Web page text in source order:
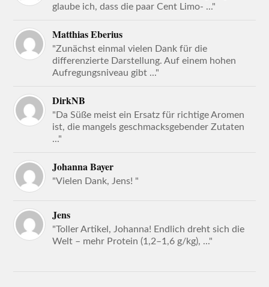
glaube ich, dass die paar Cent Limo- ..."
Matthias Eberius
"Zunächst einmal vielen Dank für die
differenzierte Darstellung. Auf einem hohen
Aufregungsniveau gibt ..."
DirkNB
"Da Süße meist ein Ersatz für richtige Aromen
ist, die mangels geschmacksgebender Zutaten
..."
Johanna Bayer
"Vielen Dank, Jens! "
Jens
"Toller Artikel, Johanna! Endlich dreht sich die
Welt – mehr Protein (1,2–1,6 g/kg), ..."